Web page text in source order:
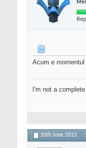
Acum e momentul
I'm not a
10th June 2013,